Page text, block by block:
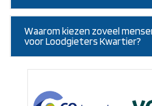
Waarom kiezen zoveel
voor Loodgieters Kwartier?